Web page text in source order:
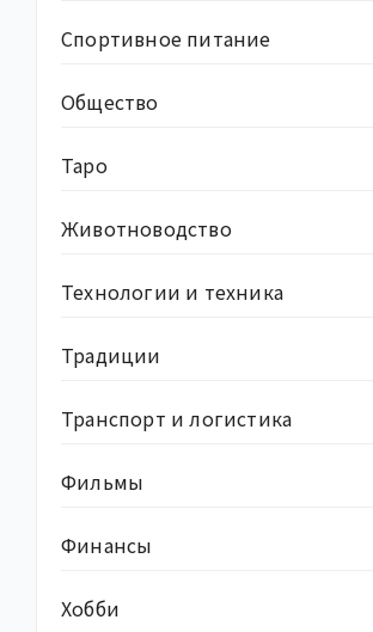
Спортивное питание
Общество
Таро
Животноводство
Технологии и техника
Традиции
Транспорт и логистика
Фильмы
Финансы
Хобби